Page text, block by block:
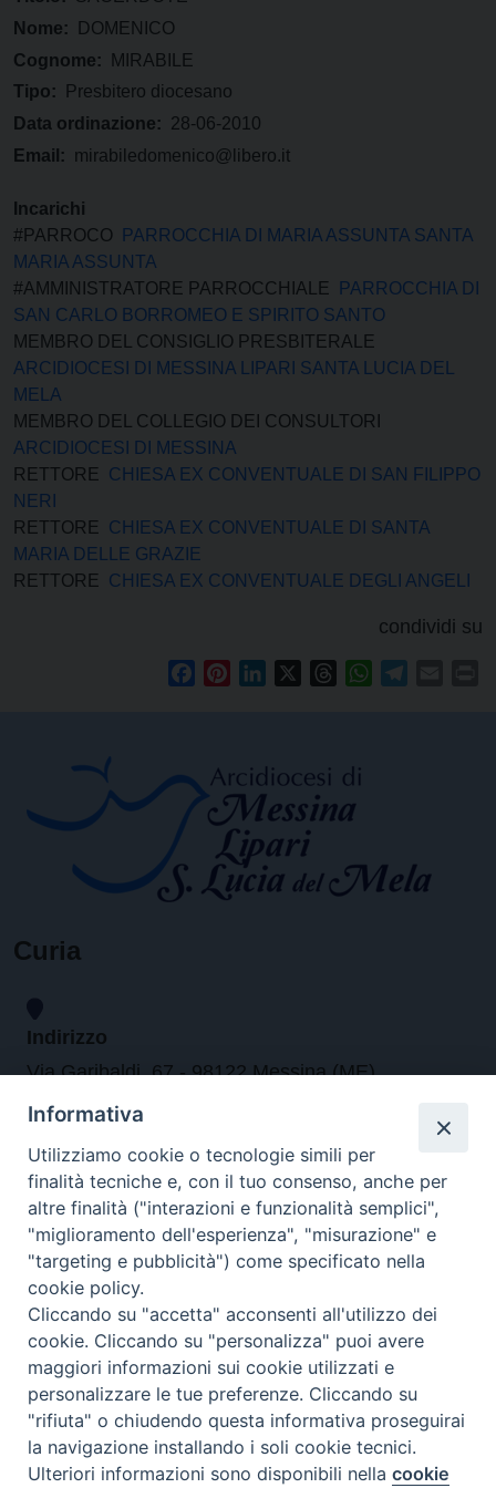
Nome:
DOMENICO
Cognome:
MIRABILE
Tipo:
Presbitero diocesano
Data ordinazione: 28-06-2010
Email: mirabiledomenico@libero.it
Incarichi
#PARROCO
PARROCCHIA DI MARIA ASSUNTA SANTA
MARIA ASSUNTA
#AMMINISTRATORE PARROCCHIALE
PARROCCHIA DI
SAN CARLO BORROMEO E SPIRITO SANTO
MEMBRO DEL CONSIGLIO PRESBITERALE
ARCIDIOCESI DI MESSINA LIPARI SANTA LUCIA DEL
MELA
MEMBRO DEL COLLEGIO DEI CONSULTORI
ARCIDIOCESI DI MESSINA
RETTORE
CHIESA EX CONVENTUALE DI SAN FILIPPO
NERI
RETTORE
CHIESA EX CONVENTUALE DI SANTA
MARIA DELLE GRAZIE
RETTORE
CHIESA EX CONVENTUALE DEGLI ANGELI
condividi su
FacebookPinterestLinkedIn ThreadsWhatsApp
Curia
Indirizzo
Via Garibaldi, 67 - 98122 Messina (ME)
Orari
da lunedi al venerdi dalle ore 9.30 alle 12.30
Contatti
Tel. 090.6684111 - Fax. 090.6684206
arcivescovo.messina@tin.it
Canali social
Preferenze Cookie
Informativa
Utilizziamo cookie o tecnologie simili per
finalità tecniche e, con il tuo consenso, anche per
altre finalità ("interazioni e funzionalità semplici",
"miglioramento dell'esperienza", "misurazione" e
"targeting e pubblicità") come specificato nella
cookie policy.
Cliccando su "accetta" acconsenti all'utilizzo dei
cookie. Cliccando su "personalizza" puoi avere
maggiori informazioni sui cookie utilizzati e
personalizzare le tue preferenze. Cliccando su
"rifiuta" o chiudendo questa informativa proseguirai
la navigazione installando i soli cookie tecnici.
Ulteriori informazioni sono disponibili nellacookie